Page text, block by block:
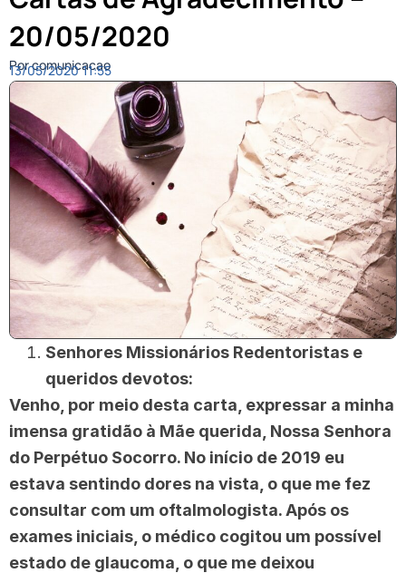
20/05/2020
Por comunicacao
13/05/2020 11:55
Senhores Missionários Redentoristas e
queridos devotos:
Venho, por meio desta carta, expressar a minha
imensa gratidão à Mãe querida, Nossa Senhora
do Perpétuo Socorro. No início de 2019 eu
estava sentindo dores na vista, o que me fez
consultar com um oftalmologista. Após os
exames iniciais, o médico cogitou um possível
estado de glaucoma, o que me deixou